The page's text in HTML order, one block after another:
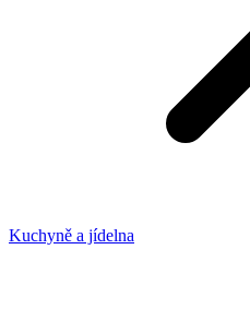
Kuchyně a jídelna